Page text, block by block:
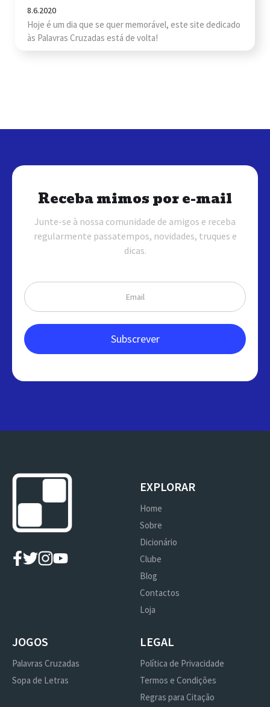
8.6.2020
Hoje é um dia que se quer memorável, este site dedicado
às Palavras Cruzadas está de volta!
Receba mimos por e-mail
Junte-se à nossa comunidade de amigos e receba
regularmente passatempos, novidades, truques e
dicas.
EXPLORAR
Home
Sobre
Dicionário
Clube
Blog
Contactos
Loja
JOGOS
Palavras Cruzadas
Sopa de Letras
LEGAL
Política de Privacidade
Termos e Condições
Regras para Citação